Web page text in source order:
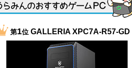
第1位GALLERIA XPC7A-R57-GD